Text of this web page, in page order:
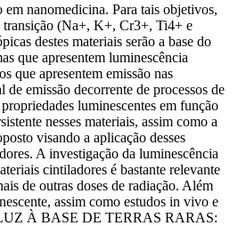
nanomedicina. Para tais objetivos,
transição (Na+, K+, Cr3+, Ti4+ e
destes materiais serão a base do
que apresentem luminescência
que apresentem emissão nas
emissão decorrente de processos de
luminescentes em função
nesses materiais, assim como a
visando a aplicação desses
A investigação da luminescência
cintiladores é bastante relevante
de outras doses de radiação. Além
assim como estudos in vivo e
LUZ À BASE DE TERRAS RARAS: